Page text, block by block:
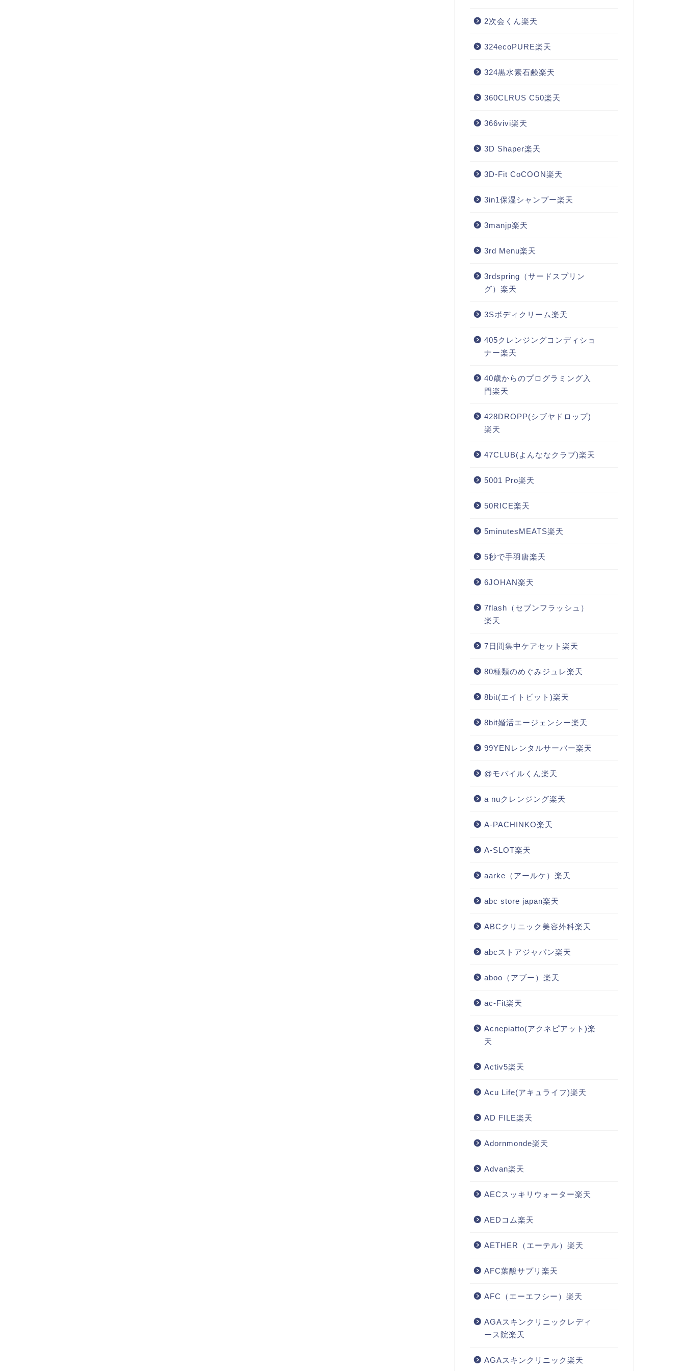
2次会くん楽天
324ecoPURE楽天
324黒水素石鹸楽天
360CLRUS C50楽天
366vivi楽天
3D Shaper楽天
3D-Fit CoCOON楽天
3in1保湿シャンプー楽天
3manjp楽天
3rd Menu楽天
3rdspring（サードスプリン
グ）楽天
3Sボディクリーム楽天
405クレンジングコンディショ
ナー楽天
40歳からのプログラミング入
門楽天
428DROPP(シブヤドロップ)
楽天
47CLUB(よんななクラブ)楽天
5001 Pro楽天
50RICE楽天
5minutesMEATS楽天
5秒で手羽唐楽天
6JOHAN楽天
7flash（セブンフラッシュ）
楽天
7日間集中ケアセット楽天
80種類のめぐみジュレ楽天
8bit(エイトビット)楽天
8bit婚活エージェンシー楽天
99YENレンタルサーバー楽天
@モバイルくん楽天
a nuクレンジング楽天
A-PACHINKO楽天
A-SLOT楽天
aarke（アールケ）楽天
abc store japan楽天
ABCクリニック美容外科楽天
abcストアジャパン楽天
aboo（アブー）楽天
ac-Fit楽天
Acnepiatto(アクネピアット)楽
天
Activ5楽天
Acu Life(アキュライフ)楽天
AD FILE楽天
Adornmonde楽天
Advan楽天
AECスッキリウォーター楽天
AEDコム楽天
AETHER（エーテル）楽天
AFC葉酸サプリ楽天
AFC（エーエフシー）楽天
AGAスキンクリニックレディ
ース院楽天
AGAスキンクリニック楽天